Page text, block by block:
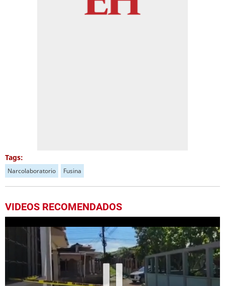
Tags:
Narcolaboratorio Fusina
VIDEOS RECOMENDADOS